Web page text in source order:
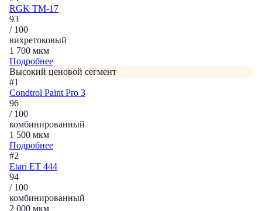
RGK TM-17
93
/ 100
вихретоковый
1 700 мкм
Подробнее
Высокий ценовой сегмент
#1
Condtrol Paint Pro 3
96
/ 100
комбинированный
1 500 мкм
Подробнее
#2
Etari ET 444
94
/ 100
комбинированный
2 000 мкм